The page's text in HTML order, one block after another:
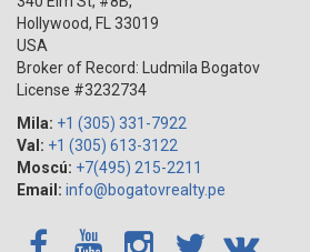
Hollywood, FL 33019
USA
Broker of Record: Ludmila Bogatov
License #3232734
Mila: +1 (305) 331-7922
Val: +1 (305) 613-3122
Moscú: +7(495) 215-2211
Email: info@bogatovrealty.pe